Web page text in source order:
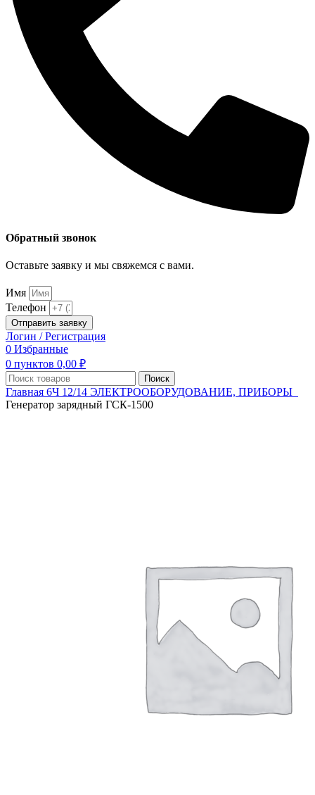
Обратный звонок
Оставьте заявку и мы свяжемся с вами.
Имя
Телефон
Отправить заявку
Логин / Регистрация
0 Избранные
0 пунктов 0,00 ₽
Поиск
Главная 6Ч 12/14 ЭЛЕКТРООБОРУДОВАНИЕ, ПРИБОРЫ
Генератор зарядный ГСК-1500